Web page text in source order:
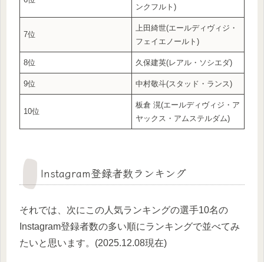
ンクフルト)
7位
上田綺世(エールディヴィジ・
フェイエノールト)
8位 久保建英(レアル・ソシエダ)
9位 中村敬斗(スタッド・ランス)
10位
板倉 滉(エールディヴィジ・ア
ヤックス・アムステルダム)
Instagram登録者数ランキング
それでは、次にこの人気ランキングの選手10名の
Instagram登録者数の多い順にランキングで並べてみ
たいと思います。(2025.12.08現在)